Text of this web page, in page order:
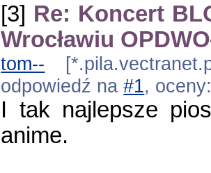
[3] Re: Koncert
Wrocławiu
tom--
odpowiedź na#1,
I tak najlepsze
anime.